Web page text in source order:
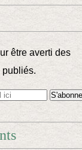
être averti des
publiés.